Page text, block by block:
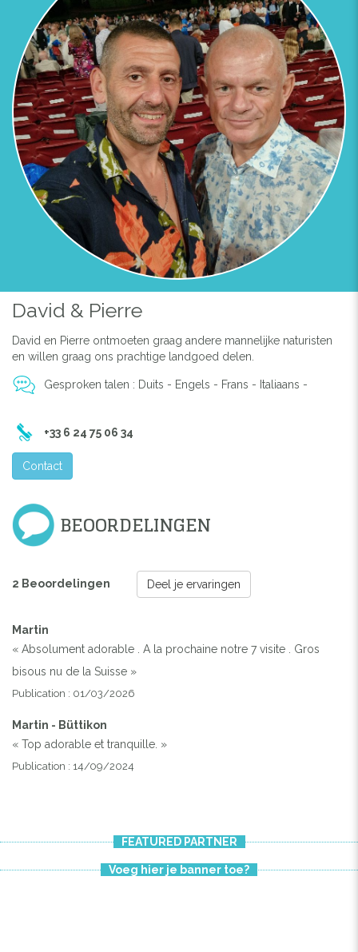
Previous
David & Pierre
David en Pierre ontmoeten graag andere mannelijke naturisten
en willen graag ons prachtige landgoed delen.
Gesproken talen : Duits - Engels - Frans - Italiaans -
+33 6 24 75 06 34
Contact
BEOORDELINGEN
2 Beoordelingen Deel je ervaringen
Martin
« Absolument adorable . A la prochaine notre 7 visite . Gros
bisous nu de la Suisse »
Publication : 01/03/2026
Martin - Büttikon
« Top adorable et tranquille. »
Publication : 14/09/2024
FEATURED PARTNER
Voeg hier je banner toe?